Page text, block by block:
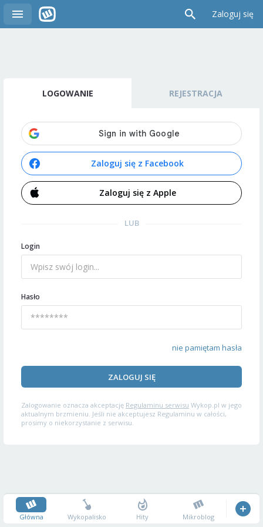
Zaloguj się
LOGOWANIE REJESTRACJA
Zaloguj się z Facebook
Zaloguj się z Apple
LUB
Login
Hasło
nie pamiętam hasła
ZALOGUJ SIĘ
Zalogowanie oznacza akceptację Regulaminu serwisu Wykop.pl w jego
aktualnym brzmieniu. Jeśli nie akceptujesz Regulaminu w całości,
prosimy o niekorzystanie z serwisu.
Główna Wykopalisko Hity Mikroblog